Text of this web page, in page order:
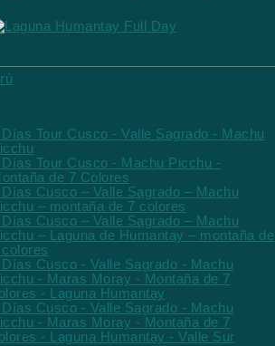
Tour Cusco - Valle Sagrado - Machu
Tour Cusco - Machu Picchu -
de 7 Colores
Días Cusco – Valle Sagrado – Machu
– montaña de 7 colores
Días Cusco – Valle Sagrado – Machu
– Laguna de Humantay – montaña de
colores
Días Cusco - Valle Sagrado - Machu
- Maras Moray - Montaña de 7
- Laguna Humantay
Días Cusco - Valle Sagrado - Machu
- Maras Moray - Montaña de 7
- Laguna Humantay - Valle Sur